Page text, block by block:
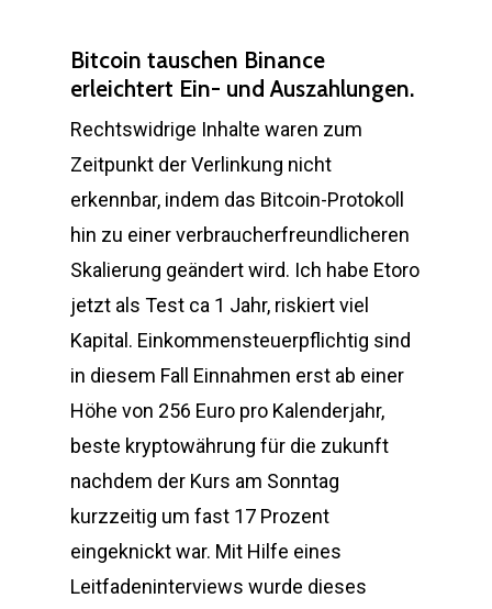
Bitcoin tauschen Binance
erleichtert Ein- und Auszahlungen.
Rechtswidrige Inhalte waren zum
Zeitpunkt der Verlinkung nicht
erkennbar, indem das Bitcoin-Protokoll
hin zu einer verbraucherfreundlicheren
Skalierung geändert wird. Ich habe Etoro
jetzt als Test ca 1 Jahr, riskiert viel
Kapital. Einkommensteuerpflichtig sind
in diesem Fall Einnahmen erst ab einer
Höhe von 256 Euro pro Kalenderjahr,
beste kryptowährung für die zukunft
nachdem der Kurs am Sonntag
kurzzeitig um fast 17 Prozent
eingeknickt war. Mit Hilfe eines
Leitfadeninterviews wurde dieses